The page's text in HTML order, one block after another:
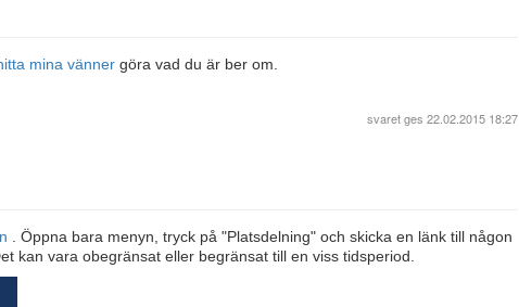
mina vänner göra vad du är ber om.
svaret ges 22.02.2015 18:27
. Öppna bara menyn, tryck på "Platsdelning" och skicka en länk till någon
kan vara obegränsat eller begränsat till en viss tidsperiod.